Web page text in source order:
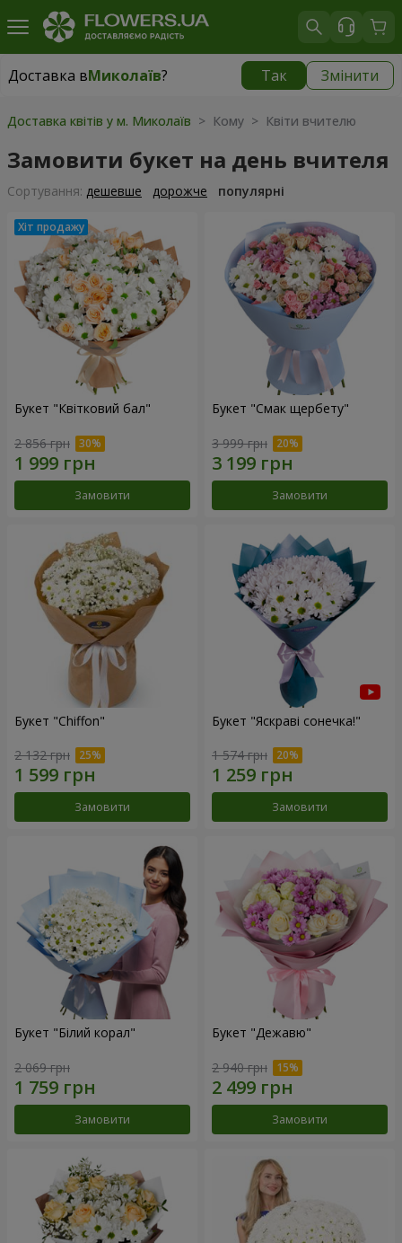
Доставка вМиколаїв? Так Змінити
Доставка вМиколаїв|
Доставка квітів у м. Миколаїв > Кому > Квіти вчителю
Замовити букет на день вчителя
Сортування: дешевше дорожче популярні
Букет "Квітковий бал"
2 856 грн
Замовити
Букет "Смак щербету"
3 999 грн
Замовити
Букет "Chiffon"
2 132 грн
Замовити
Букет "Яскраві сонечка!"
1 574 грн
Замовити
Букет "Білий корал"
2 069 грн
Замовити
Букет "Дежавю"
2 940 грн
Замовити